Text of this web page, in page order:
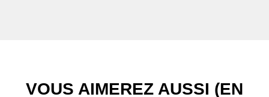
VOUS AIMEREZ AUSSI (EN